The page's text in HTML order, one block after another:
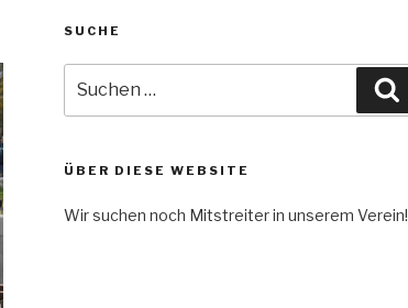
SUCHE
nach:
ÜBER DIESE WEBSITE
Wir suchen noch Mitstreiter in unserem Verein!